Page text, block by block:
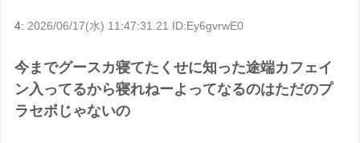
4:2026/06/17(水) 11:47:31.21 ID:Ey6gvrwE0
今までグースカ寝てたくせに知った途端カフェイ
ン入ってるから寝れねーよってなるのはただのプ
ラセボじゃないの